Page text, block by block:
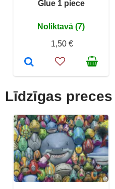
Glue 1 piece
Noliktavā (7)
1,50 €
Līdzīgas preces